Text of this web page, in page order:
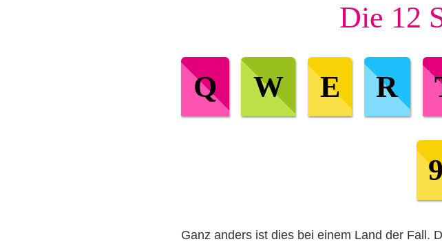
Die 12
Q W E R
Ganz anders ist dies bei einem Land der Fall.